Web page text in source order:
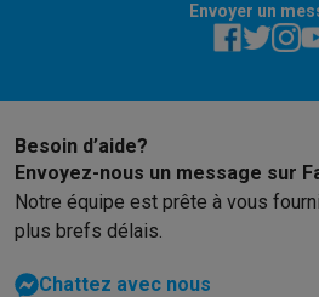
Envoyer un
Besoin d’aide?
Envoyez-nous un message sur
Notre équipe est prête à vous
plus brefs délais.
Chattez avec nous